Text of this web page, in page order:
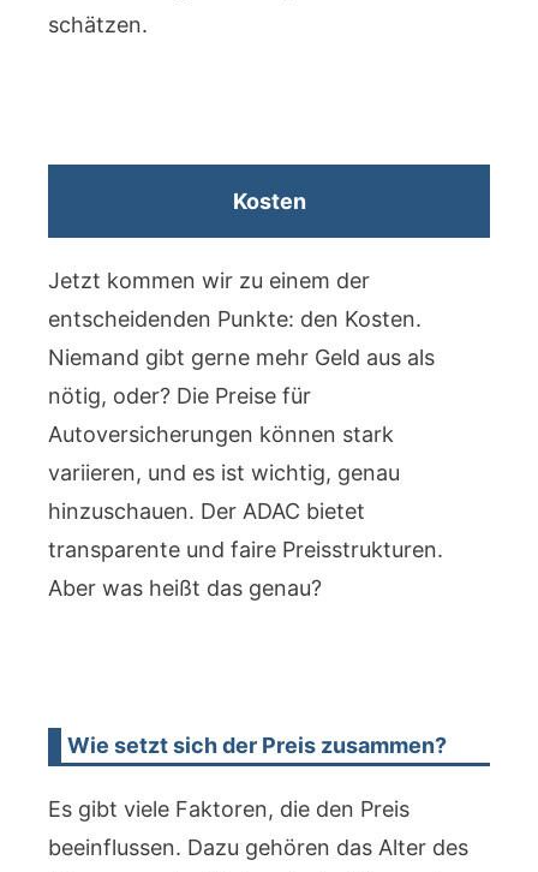
schätzen.
Kosten
Jetzt kommen wir zu einem der
entscheidenden Punkte: den Kosten.
Niemand gibt gerne mehr Geld aus als
nötig, oder? Die Preise für
Autoversicherungen können stark
variieren, und es ist wichtig, genau
hinzuschauen. Der ADAC bietet
transparente und faire Preisstrukturen.
Aber was heißt das genau?
Wie setzt sich der Preis zusammen?
Es gibt viele Faktoren, die den Preis
beeinflussen. Dazu gehören das Alter des